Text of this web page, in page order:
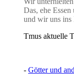
Das, ehe
und wir uns ins
Tmus aktuelle
- Götter und